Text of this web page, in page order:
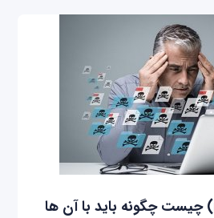
بدافزار (malware) چیست چگونه باید با آن ها